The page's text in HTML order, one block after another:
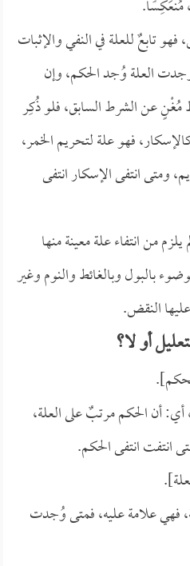
مُنْعَكِسًا.
تابعٌ للعلة في النفي والإثبات
العلة وُجد الحكم، وإن
مُغْنٍ عن الشرط السابق، فلو ذُكِر
فهو علة لتحريم الخمر،
ومتى انتفى الإسكار انتفى
من انتفاء علة معينة منها
بالبول وبالغائط والنوم وغير
النقض.
أو لا؟
أي: أن الحكم مرتبٌ على العلة،
انتفى الحكم.
فهي علامة عليه، فمتى وُجدت